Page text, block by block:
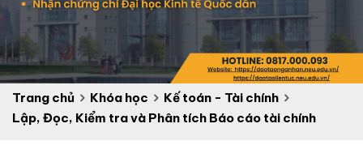
Trang chủ Khóa học
Kế toán - Tài chính
Lập, Đọc, Kiểm tra và Phân tích Báo cáo tài chính